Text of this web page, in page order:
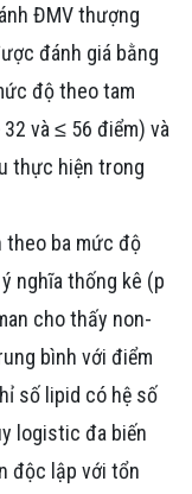
ĐMV thượng
đánh giá bằng
độ theo tam
và ≤ 56 điểm) và
thực hiện trong
theo ba mức độ
nghĩa thống kê (p
cho thấy non-
bình với điểm
số lipid có hệ số
logistic đa biến
độc lập với tổn